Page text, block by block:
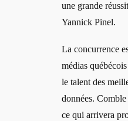
une grande
Yannick Pinel.
La concurrence
médias
le talent des
données. Comble
ce qui arrivera